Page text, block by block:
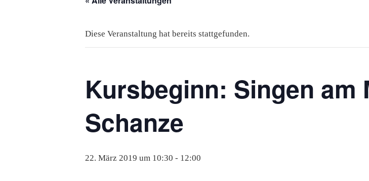
Diese Veranstaltung hat bereits stattgefunden.
Kursbeginn: Singen am
Schanze
22. März 2019 um 10:30 - 12:00